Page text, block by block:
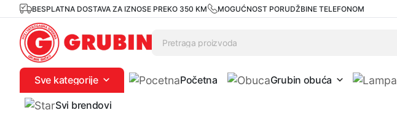
BESPLATNA DOSTAVA ZA IZNOSE PREKO 350 KM MOGUĆNOST PORUDŽBINE TELEFONOM
Sve kategorije Početna Grubin obuća
Svi brendovi